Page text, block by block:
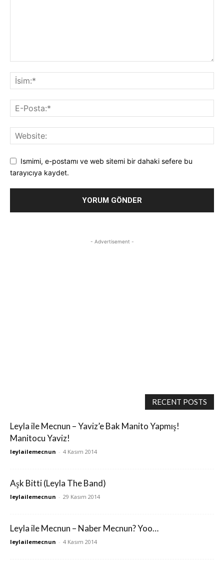
Ismimi, e-postamı ve web sitemi bir dahaki sefere bu
tarayıcıya kaydet.
- Advertisement -
RECENT POSTS
Leyla ile Mecnun – Yaviz’e Bak Manito Yapmış!
Manitocu Yaviz!
leylailemecnun - 4 Kasım 2014
Aşk Bitti (Leyla The Band)
leylailemecnun - 29 Kasım 2014
Leyla ile Mecnun – Naber Mecnun? Yoo…
leylailemecnun - 4 Kasım 2014